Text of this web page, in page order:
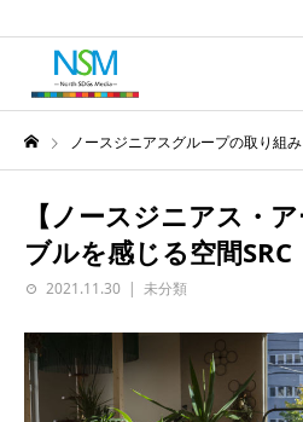
ノースジニアスグループの取り組み
【ノースジニアス・
ブルを感じる空間SRC
2021.11.30 未分類